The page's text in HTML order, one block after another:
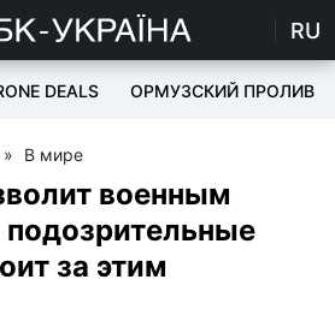
RU
DEALS ОРМУЗСКИЙ ПРОЛИВ
» В мире
военным
за этим